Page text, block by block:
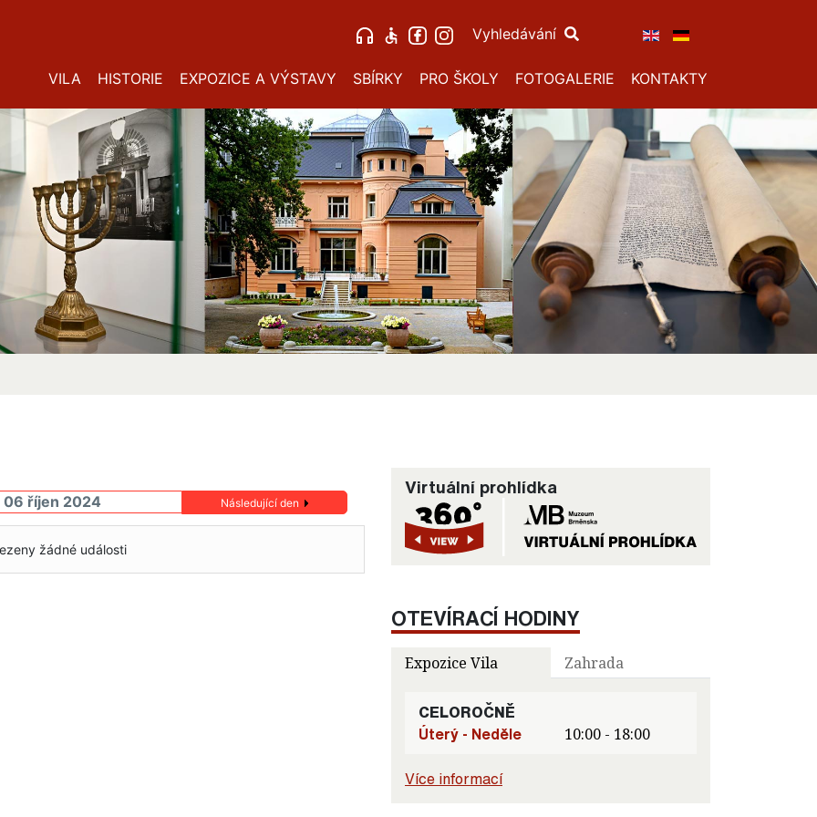
Vyhledávání
VILA HISTORIE EXPOZICE A VÝSTAVY SBÍRKY PRO ŠKOLY FOTOGALERIE KONTAKTY
06 říjen 2024 Následující den
žádné události
Virtuální prohlídka
OTEVÍRACÍ HODINY
Expozice Vila Zahrada
CELOROČNĚ
Úterý - Neděle
10:00 - 18:00
Více informací